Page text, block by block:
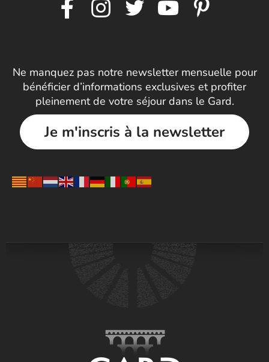
Ne manquez pas notre newsletter mensuelle pour
bénéficier d’informations exclusives et profiter
pleinement de votre séjour dans le Gard.
Je m'inscris à la newsletter